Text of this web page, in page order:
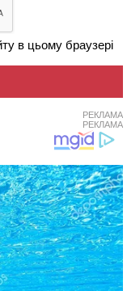
в цьому браузері
РЕКЛАМА
РЕКЛАМА